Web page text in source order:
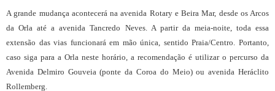
A grande mudança acontecerá na avenida Rotary e Beira Mar, desde os Arcos
da Orla até a avenida Tancredo Neves. A partir da meia-noite, toda essa
extensão das vias funcionará em mão única, sentido Praia/Centro. Portanto,
caso siga para a Orla neste horário, a recomendação é utilizar o percurso da
Avenida Delmiro Gouveia (ponte da Coroa do Meio) ou avenida Heráclito
Rollemberg.